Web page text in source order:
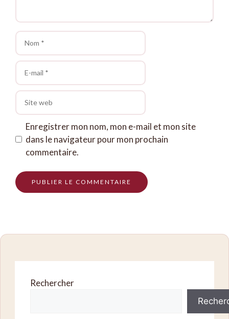
Nom
E-
mail
Site
web
Enregistrer mon nom, mon e-mail et mon site
dans le navigateur pour mon prochain
commentaire.
Rechercher